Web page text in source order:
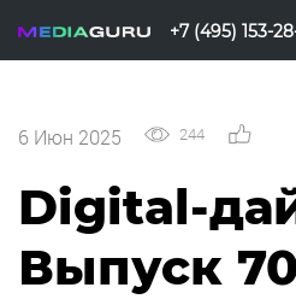
+7 (495) 153-
6 Июн 2025 244
Digital-
Выпуск 70